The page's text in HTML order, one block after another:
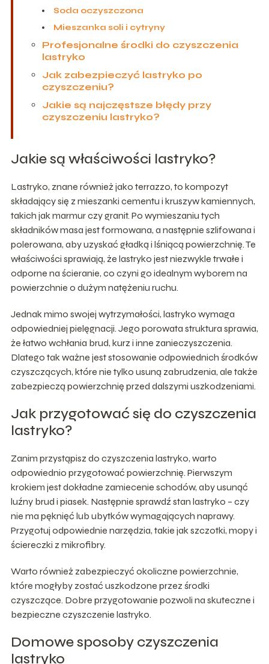
Soda oczyszczona
Mieszanka soli i cytryny
Profesjonalne środki do czyszczenia
lastryko
Jak zabezpieczyć lastryko po
czyszczeniu?
Jakie są najczęstsze błędy przy
czyszczeniu lastryko?
Jakie są właściwości lastryko?
Lastryko, znane również jako terrazzo, to kompozyt
składający się z mieszanki cementu i kruszyw kamiennych,
takich jak marmur czy granit. Po wymieszaniu tych
składników masa jest formowana, a następnie szlifowana i
polerowana, aby uzyskać gładką i lśniącą powierzchnię. Te
właściwości sprawiają, że lastryko jest niezwykle trwałe i
odporne na ścieranie, co czyni go idealnym wyborem na
powierzchnie o dużym natężeniu ruchu.
Jednak mimo swojej wytrzymałości, lastryko wymaga
odpowiedniej pielęgnacji. Jego porowata struktura sprawia,
że łatwo wchłania brud, kurz i inne zanieczyszczenia.
Dlatego tak ważne jest stosowanie odpowiednich środków
czyszczących, które nie tylko usuną zabrudzenia, ale także
zabezpieczą powierzchnię przed dalszymi uszkodzeniami.
Jak przygotować się do czyszczenia
lastryko?
Zanim przystąpisz do czyszczenia lastryko, warto
odpowiednio przygotować powierzchnię. Pierwszym
krokiem jest dokładne zamiecenie schodów, aby usunąć
luźny brud i piasek. Następnie sprawdź stan lastryko – czy
nie ma pęknięć lub ubytków wymagających naprawy.
Przygotuj odpowiednie narzędzia, takie jak szczotki, mopy i
ściereczki z mikrofibry.
Warto również zabezpieczyć okoliczne powierzchnie,
które mogłyby zostać uszkodzone przez środki
czyszczące. Dobre przygotowanie pozwoli na skuteczne i
bezpieczne czyszczenie lastryko.
Domowe sposoby czyszczenia
lastryko